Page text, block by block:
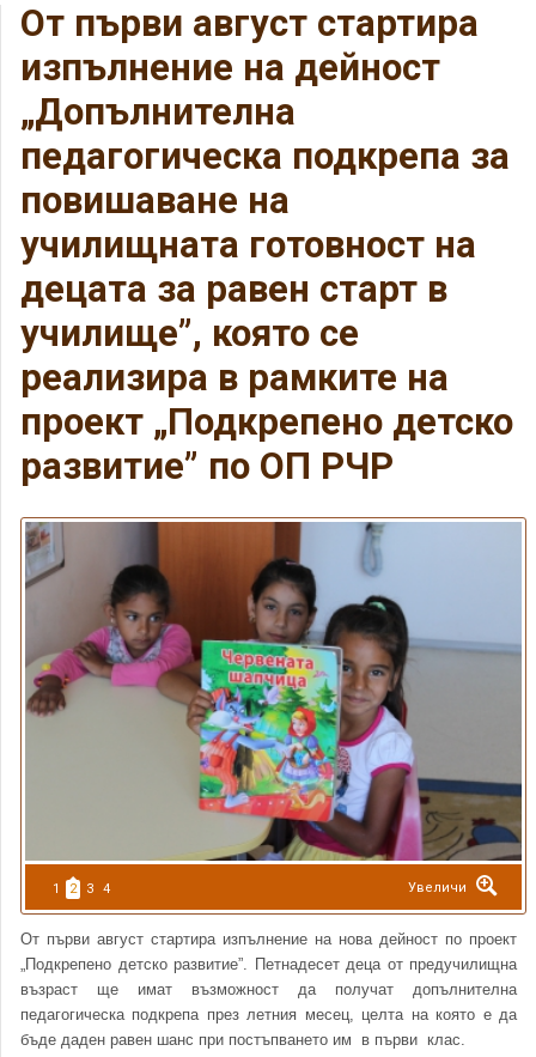
От първи август стартира
изпълнение на дейност
„Допълнителна
педагогическа подкрепа за
повишаване на
училищната готовност на
децата за равен старт в
училище”, която се
реализира в рамките на
проект „Подкрепено детско
развитие” по ОП РЧР
Увеличи +
1 2 3 4
От първи август стартира изпълнение на нова дейност по проект
„Подкрепено детско развитие”. Петнадесет деца от предучилищна
възраст ще имат възможност да получат допълнителна
педагогическа подкрепа през летния месец, целта на която е да
бъде даден равен шанс при постъпването им в първи клас.